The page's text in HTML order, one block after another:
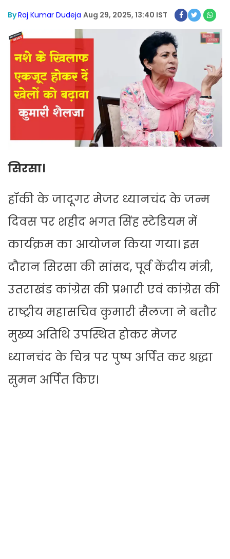
ByRaj Kumar Dudeja Aug 29, 2025, 13:40 IST
सिरसा।
हॉकी के जादूगर मेजर ध्यानचंद के जन्म
दिवस पर शहीद भगत सिंह स्टेडियम में
कार्यक्रम का आयोजन किया गया। इस
दौरान सिरसा की सांसद, पूर्व केंद्रीय मंत्री,
उतराखंड कांग्रेस की प्रभारी एवं कांग्रेस की
राष्ट्रीय महासचिव कुमारी सैलजा ने बतौर
मुख्य अतिथि उपस्थित होकर मेजर
ध्यानचंद के चित्र पर पुष्प अर्पित कर श्रद्धा
सुमन अर्पित किए।